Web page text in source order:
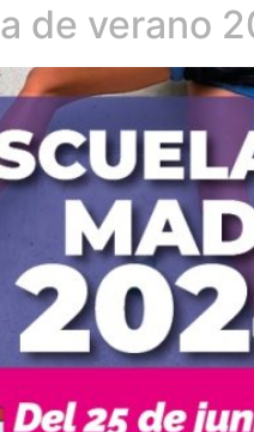
de verano